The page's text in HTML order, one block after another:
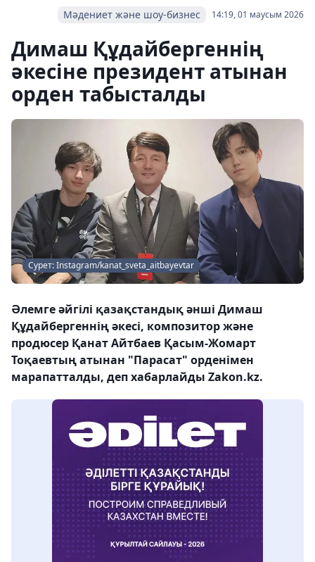
14:19, 01 маусым 2026
Мәдениет және шоу-бизнес
Димаш Құдайбергеннің
әкесіне президент атынан
орден табысталды
Сурет: Instagram/kanat_sveta_aitbayevtar
Әлемге әйгілі қазақстандық әнші Димаш
Құдайбергеннің әкесі, композитор және
продюсер Қанат Айтбаев Қасым-Жомарт
Тоқаевтың атынан "Парасат" орденімен
марапатталды, деп хабарлайды Zakon.kz.